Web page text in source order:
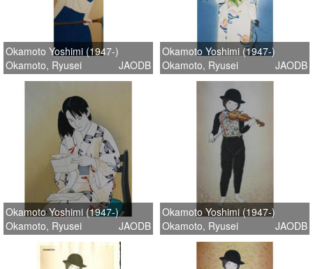
Okamoto Yoshimi (1947-)
Okamoto, Ryusei
JAODB
Okamoto Yoshimi (1947-)
Okamoto, Ryusei
JAODB
Okamoto Yoshimi (1947-)
Okamoto, Ryusei
JAODB
Okamoto Yoshimi (1947-)
Okamoto, Ryusei
JAODB